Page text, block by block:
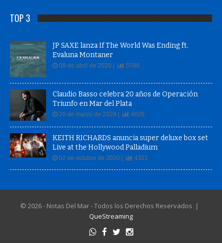
TOP 3
JP SAXE lanza If The World Was Ending ft.
Evaluna Montaner
08 de abril de 2020 | 5596
Claudio Basso celebra 20 años de Operación
Triunfo en Mar del Plata
26 de marzo de 2024 | 4626
KEITH RICHARDS anuncia super deluxe box set
Live at the Hollywood Palladium
02 de octubre de 2020 | 4321
© 2026 - Notas Del Mar - Todos los Derechos Reservados |
QueStreaming